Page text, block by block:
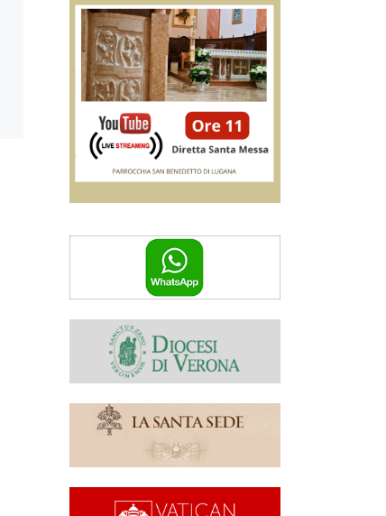
Catechismo 5^
Primaria
15 Febbraio 2026 @ 9:30 –
12:00 – Catechismo 5^
Primaria al Beato Andrea
dalle 9:30 alle 12:00 (ore 10:00